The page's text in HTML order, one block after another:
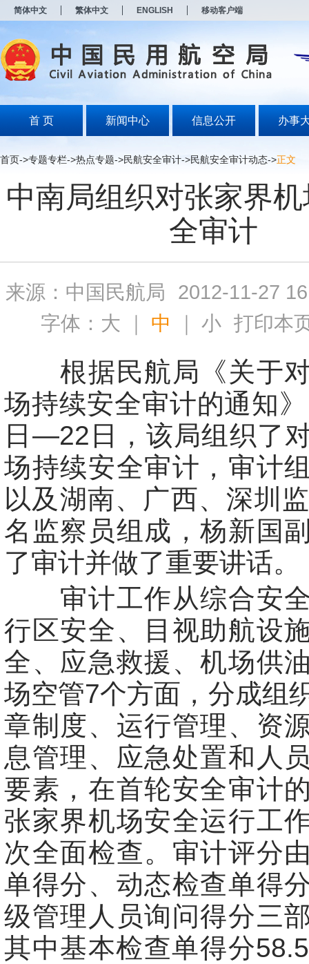
简体中文 繁体中文 ENGLISH 移动客户端
首 页 新闻中心 信息公开 办事
首页->专题专栏->热点专题->民航安全审计->民航安全审计动态->正文
中南局组织对张家界
全审计
来源：中国民航局
2012-11-27
字体： 大 ｜ 中 ｜小 打印本
根据民航局《关于对
场持续安全审计的通知
日—22日，该局组织了
场持续安全审计，审计
以及湖南、广西、深圳
名监察员组成，杨新国
了审计并做了重要讲话。
审计工作从综合安全
行区安全、目视助航设
全、应急救援、机场供
场空管7个方面，分成组
章制度、运行管理、资
息管理、应急处置和人
要素，在首轮安全审计
张家界机场安全运行工
次全面检查。审计评分
单得分、动态检查单得
级管理人员询问得分三
其中基本检查单得分
打
开
无
障
说
按
Alt
波
浪
盲
式